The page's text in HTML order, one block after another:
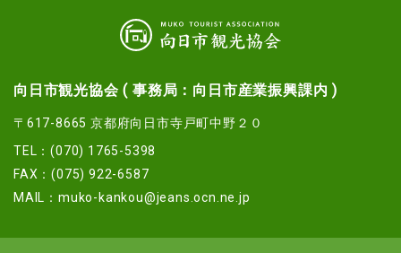
向日市観光協会 ( 事務局：向日市産業振興課内 )
〒617-8665 京都府向日市寺戸町中野２０
TEL：(070) 1765-5398
FAX：(075) 922-6587
MAIL： muko-kankou@jeans.ocn.ne.jp